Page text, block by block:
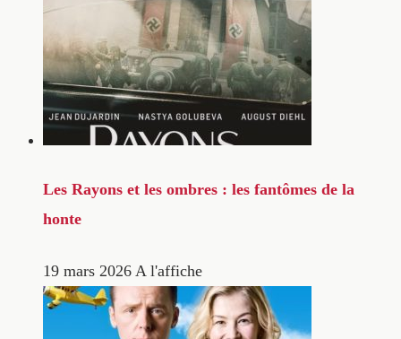
Les Rayons et les ombres : les fantômes de la
honte
19 mars 2026 A l'affiche